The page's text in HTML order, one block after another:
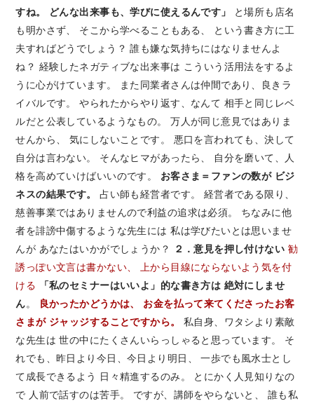
すね。
どんな出来事も、学びに使えるんです」
と場所も店名
も明かさず、 そこから学べることもある、 という書き方に工
夫すればどうでしょう？ 誰も嫌な気持ちにはなりませんよ
ね？ 経験したネガティブな出来事は こういう活用法をするよ
うに心がけています。 また同業者さんは仲間であり、良きラ
イバルです。 やられたからやり返す、なんて 相手と同じレベ
ルだと公表しているようなもの。 万人が同じ意見ではありま
せんから、 気にしないことです。 悪口を言われても、決して
自分は言わない。 そんなヒマがあったら、 自分を磨いて、人
格を高めていけばいいのです。 お客さま＝ファンの数が ビジ
ネスの結果です。
占い師も経営者です。 経営者である限り、
慈善事業ではありませんので利益の追求は必須。 ちなみに他
者を誹謗中傷するような先生には 私は学びたいとは思いませ
んが あなたはいかがでしょうか？
２．意見を押し付けない 勧
誘っぽい文言は書かない、
上から目線にならないよう気を付
ける
「私のセミナーはいいよ」的な書き方は 絶対にしませ
ん。 良かったかどうかは、
お金を払って来てくださったお客
さまが ジャッジすることですから。
私自身、ワタシより素敵
な先生は 世の中にたくさんいらっしゃると思っています。 そ
れでも、昨日より今日、今日より明日、 一歩でも風水士とし
て成長できるよう 日々精進するのみ。 とにかく人見知りなの
で 人前で話すのは苦手。 ですが、講師をやらないと、 誰も私